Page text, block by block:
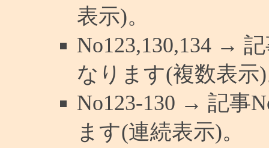
表示)。
No123,130,134 →
なります(複数表示
No123-130 → 記事
ます(連続表示)。